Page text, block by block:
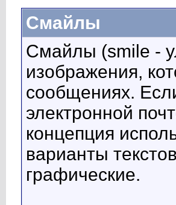
Смайлы
Смайлы (smile -
изображения,
сообщениях.
электронной
концепция
варианты
графические.